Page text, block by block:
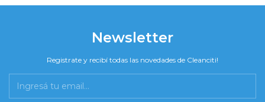
Newsletter
Registrate y recibí todas las novedades de Cleanciti!